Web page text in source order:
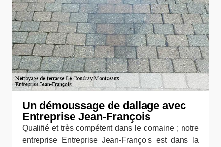
Un démoussage de dallage avec
Entreprise Jean-François
Qualifié et très compétent dans le domaine ; notre
entreprise Entreprise Jean-François est dans la